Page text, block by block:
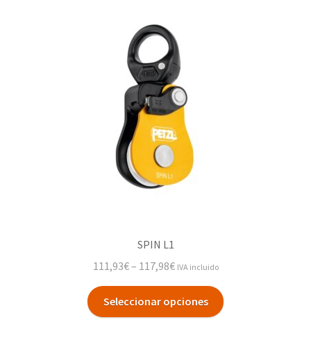
SPIN L1
111,93€– 117,98€ IVA incluido
Seleccionar opciones